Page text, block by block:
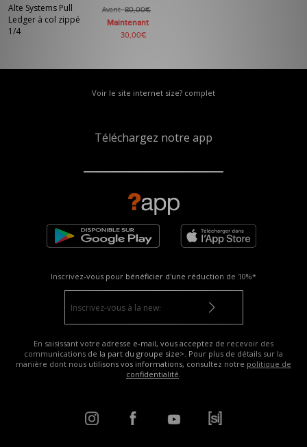
Alte Systems Pull
Ledger à col zippé
1/4
Avant80,00€
Maintenant
30,00€
Voir le site internet size? complet
Téléchargez notre app
Inscrivez-vous pour bénéficier d'une réduction de 10%*
En saisissant votre adresse e-mail, vous acceptez de recevoir des
communications de la part du groupe size>. Pour plus de détails sur la
manière dont nous utilisons vos informations, consultez notre politique de
confidentialité.